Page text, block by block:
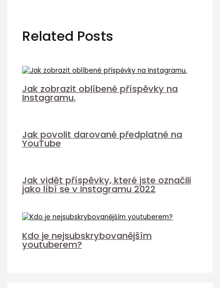
Related Posts
Jak zobrazit oblíbené příspěvky na
Instagramu.
Jak povolit darované předplatné na
YouTube
Jak vidět příspěvky, které jste označili
jako líbí se v Instagramu 2022
Kdo je nejsubskrybovanějším
youtuberem?